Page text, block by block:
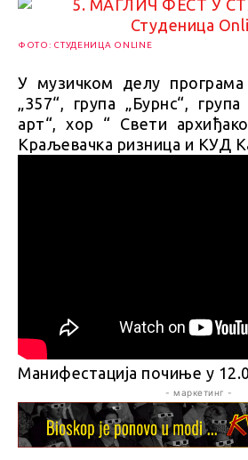
ФОТО: СТУДЕНИЦА ONLINE
У музичком делу програма
„357“, група „Бурнс“,
арт“, хор “ Свети
Краљевачка ризница и КУД
Манифестација почиње у
- маркетинг -